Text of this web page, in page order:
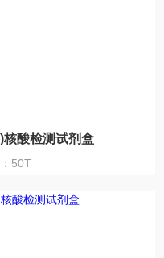
核酸检测试剂盒
50T